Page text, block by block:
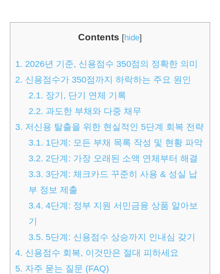
Contents [hide]
1. 2026년 기준, 신용점수 350점의 정확한 의미
2. 신용점수가 350점까지 하락하는 주요 원인
2.1. 장기, 단기 연체 기록
2.2. 과도한 부채와 다중 채무
3. 저신용 탈출을 위한 현실적인 5단계 회복 전략
3.1. 1단계: 모든 부채 목록 작성 및 현황 파악
3.2. 2단계: 가장 오래된 소액 연체부터 해결
3.3. 3단계: 체크카드 꾸준히 사용 & 성실 납
부 정보 제출
3.4. 4단계: 정부 지원 서민금융 상품 알아보
기
3.5. 5단계: 신용점수 상승까지 인내심 갖기
4. 신용점수 회복, 이것만은 절대 피하세요
5. 자주 묻는 질문 (FAQ)